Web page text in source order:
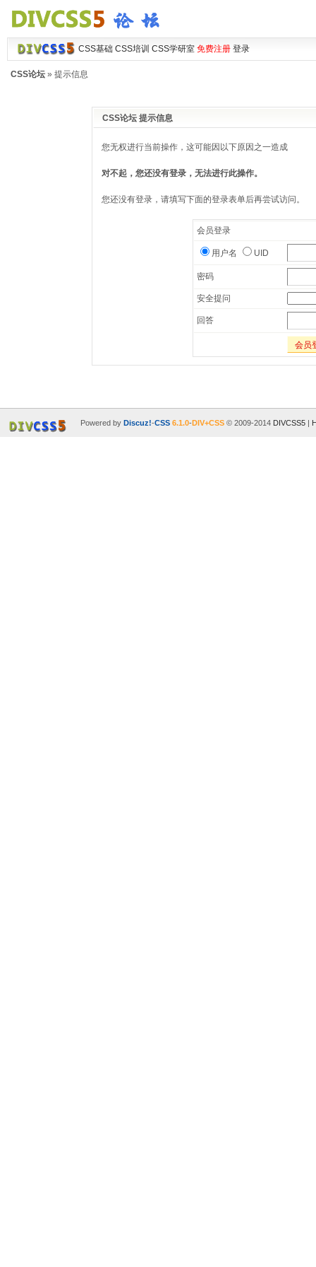
CSS基础 CSS培训 CSS学研室 免费注册 登录
CSS论坛» 提示信息
CSS论坛 提示信息
您无权进行当前操作，这可能因以下原因之一造成
对不起，您还没有登录，无法进行此操作。
您还没有登录，请填写下面的登录表单后再尝试访问。
会员登录
用户名 UID
密码
安全提问
回答
会员
Powered by Discuz!-CSS 6.1.0-DIV+CSS© 2009-2014 DIVCSS5|